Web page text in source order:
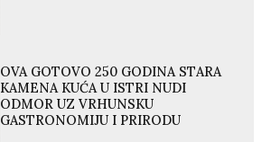
OVA GOTOVO 250 GODINA STARA
KAMENA KUĆA U ISTRI NUDI
ODMOR UZ VRHUNSKU
GASTRONOMIJU I PRIRODU